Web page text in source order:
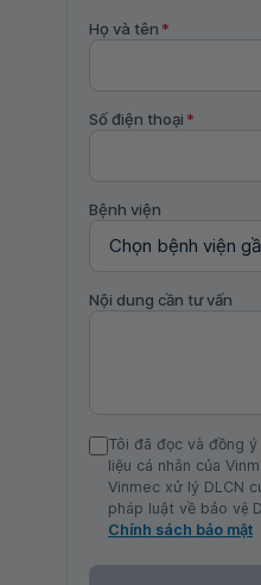
Họ và tên *
Số điện thoại *
Bệnh viện
Nội dung cần tư vấn
Tôi đã đọc và đồng
liệu cá nhân của
Vinmec xử lý DLCN
pháp luật về bảo vệ
Chính sách bảo mật